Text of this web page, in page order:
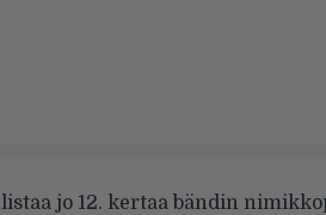
jo 12. kertaa bändin